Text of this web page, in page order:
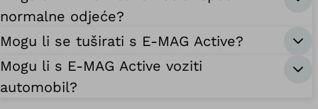
normalne odjeće?
Mogu li se tuširati s E-MAG Active?
Mogu li s E-MAG Active voziti
automobil?